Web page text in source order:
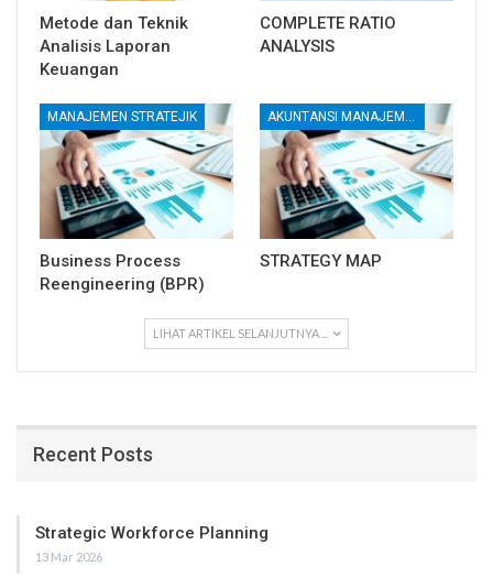
Metode dan Teknik
Analisis Laporan
Keuangan
COMPLETE RATIO
ANALYSIS
MANAJEMEN STRATEJIK
Business Process
Reengineering (BPR)
AKUNTANSI MANAJEMEN DAN BIAYA
STRATEGY MAP
LIHAT ARTIKEL SELANJUTNYA ...
Recent Posts
Strategic Workforce Planning
13 Mar 2026